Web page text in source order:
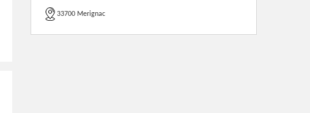
33700 Merignac